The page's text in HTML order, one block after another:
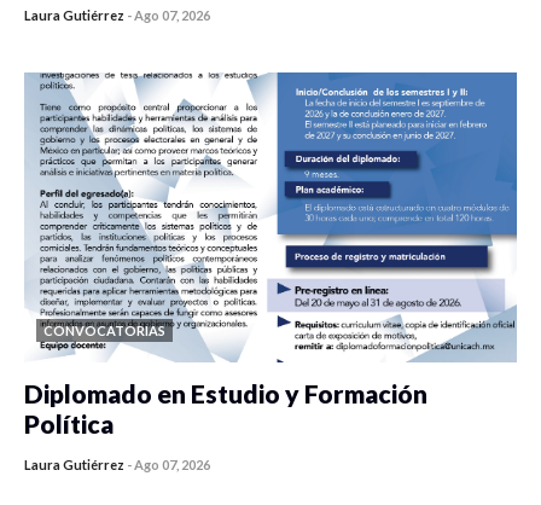
Laura Gutiérrez - Ago 07, 2026
CONVOCATORIAS
Diplomado en Estudio y Formación
Política
Laura Gutiérrez - Ago 07, 2026